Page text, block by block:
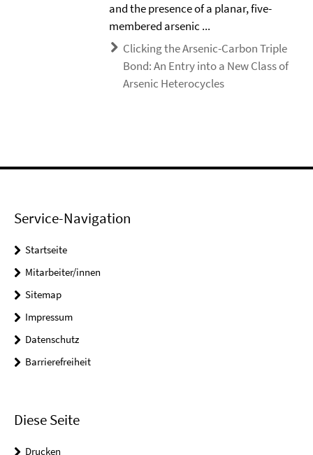
and the presence of a planar, five-
membered arsenic ...
Clicking the Arsenic-Carbon Triple
Bond: An Entry into a New Class of
Arsenic Heterocycles
Service-Navigation
Startseite
Mitarbeiter/innen
Sitemap
Impressum
Datenschutz
Barrierefreiheit
Diese Seite
Drucken